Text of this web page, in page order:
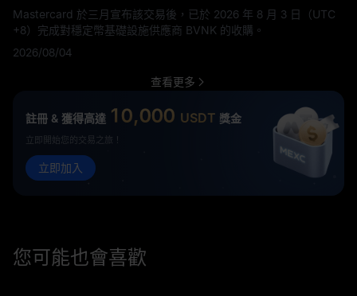
Mastercard 於三月宣布該交易後，已於 2026 年 8 月 3 日（UTC
+8）完成對穩定幣基礎設施供應商 BVNK 的收購。
2026/08/04
查看更多
註冊 & 獲得高達 10,000 USDT 獎金
立即開始您的交易之旅！
立即加入
您可能也會喜歡